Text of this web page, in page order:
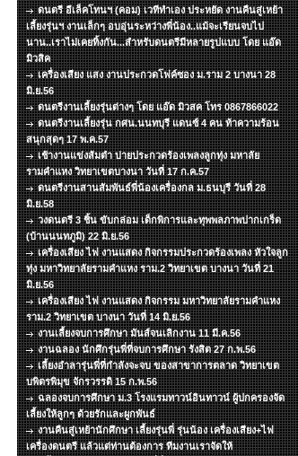
ดนตรี อีเล็คโทนฯ (คอม) เวทีทำเอง ประหยัด งานคืนสู่เหย้า
เลี้ยงรุ่นฯ งานเล็กๆ อบอุ่นระหว่างพี่น้อง..แม้จะเรียนจบไป
นาน..เราไม่เคยทิ้งกัน...สำหรับดนตรีมีหลายรูปแบบ โดย แอ๊ด
มิวสิค
เครื่องเสียง แสง งานประกวดโฟค์ซอง ม.ราม 2 บางนา 28
มิ.ย.56
ดนตรีงานเลี้ยงรุ่นต่างๆ โดย แอ๊ด มิวสค โทร 0867866022
ดนตรีงานเลี้ยงรุ่น กศน.นนทบุรี แดนซ์ 4 คน ท้าความร้อน
สนุกสุดๆ 17 พ.ค.57
เช้างานแข่งส้มตำ บ่ายประกวดร้องเพลงลูกทุ่ง มหาลัย
รามคำแหง วิทยาเขตบางนา วันที่ 17 ก.ค.57
ดนตรีงานสานสัมพันธ์พี่น้องเครื่องกล ม.ธนบุรี วันที่ 28
มิ.ย.58
วงดนตรี 3 ชิ้น ขับกล่อม เด็กพิการและทุพพลภาพปากเกร็ด
(บ้านนนทภูมิ) 22 มิ.ย.56
เครื่องเสียง ไฟ งานแสดง กิจกรรมประกวดร้องเพลง หัวใจลูก
ทุ่ง มหาวิทยาลัยรามคำแหง ราม.2 วิทยาเขต บางนา วันที่ 21
มิ.ย.56
เครื่องเสียง ไฟ งานแสดง กิจกรรม มหาวิทยาลัยรามคำแหง
ราม.2 วิทยาเขต บางนา วันที่ 14 มิ.ย.56
งานเลี้ยงจบการศึกษา มันส์จนเลิกงาน 11 มี.ค.56
งานฉลอง นักศึกรุ่นพี่ที่จบการศึกษา รังสิต 27 ก.พ.56
เลี้ยงอำลารุ่นพี่ที่กำลังจะจบ ของสาขาการตลาด วิทยาเขต
บพิตรพิมุข จักรวรรดิ 15 ก.พ.56
ฉลองจบการศึกษา ม.3 โรงแรมทาวน์อินทาวน์ ผู้ปกครองจัด
เลี้ยงให้ลูกๆ ด้วยรักและผูกพันธ์
งานคืนสู่เหย้านักศึกษา เลี้ยงรุ่นพี่ รุ่นน้อง เครื่องเสียง+ไฟ
เครื่องดนตรี แล้วแต่ท่านต้องการ ทีมงานเราจัดให้